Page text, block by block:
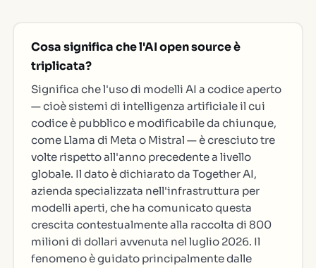
Cosa significa che l'AI open source è
triplicata?
Significa che l'uso di modelli AI a codice aperto
— cioè sistemi di intelligenza artificiale il cui
codice è pubblico e modificabile da chiunque,
come Llama di Meta o Mistral — è cresciuto tre
volte rispetto all'anno precedente a livello
globale. Il dato è dichiarato da Together AI,
azienda specializzata nell'infrastruttura per
modelli aperti, che ha comunicato questa
crescita contestualmente alla raccolta di 800
milioni di dollari avvenuta nel luglio 2026. Il
fenomeno è guidato principalmente dalle